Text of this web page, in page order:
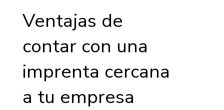
Ventajas de
contar con una
imprenta cercana
a tu empresa